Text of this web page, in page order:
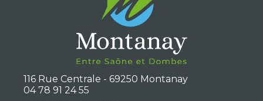
116 Rue Centrale - 69250 Montanay
04 78 91 24 55